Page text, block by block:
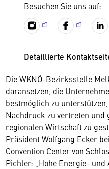
Besuchen Sie uns auf:
Detaillierte
Die WKNÖ-Bezirksstelle
daransetzen, die
bestmöglich zu
Nachdruck zu vertreten und
regionalen Wirtschaft zu
Präsident Wolfgang Ecker
Convention Center von
Pichler: „Hohe Energie-